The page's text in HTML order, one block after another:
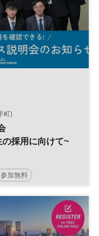
町)
採用に向けて~
参加無料